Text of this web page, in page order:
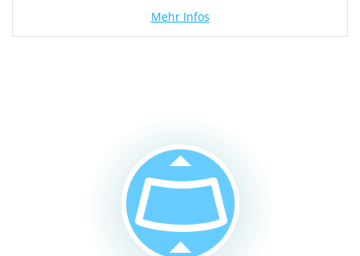
Mehr Infos